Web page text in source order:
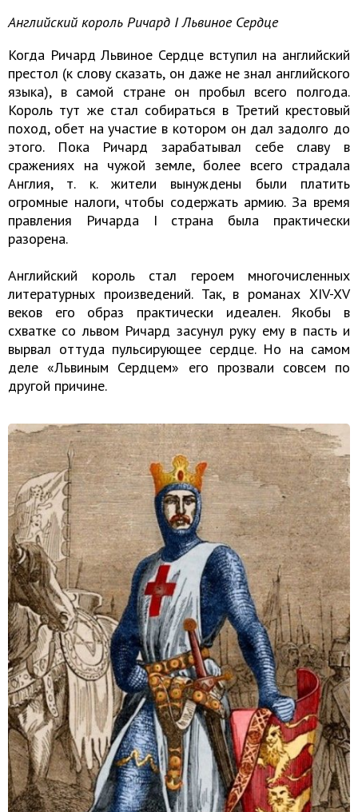
Английский король Ричард I Львиное Сердце
Когда Ричард Львиное Сердце вступил на английский
престол (к слову сказать, он даже не знал английского
языка), в самой стране он пробыл всего полгода.
Король тут же стал собираться в Третий крестовый
поход, обет на участие в котором он дал задолго до
этого. Пока Ричард зарабатывал себе славу в
сражениях на чужой земле, более всего страдала
Англия, т. к. жители вынуждены были платить
огромные налоги, чтобы содержать армию. За время
правления Ричарда I страна была практически
разорена.
Английский король стал героем многочисленных
литературных произведений. Так, в романах XIV-XV
веков его образ практически идеален. Якобы в
схватке со львом Ричард засунул руку ему в пасть и
вырвал оттуда пульсирующее сердце. Но на самом
деле «Львиным Сердцем» его прозвали совсем по
другой причине.